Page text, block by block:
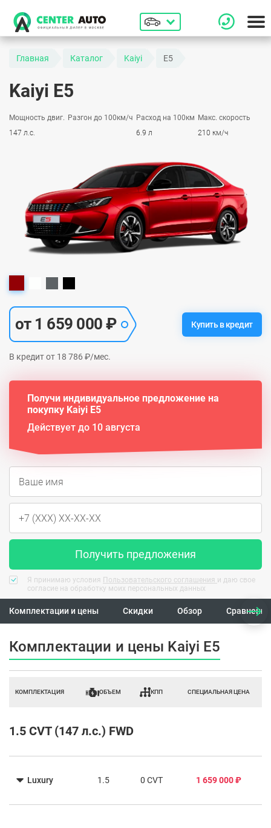
Главная Каталог Kaiyi E5
Kaiyi E5
Мощность двиг.
147 л.с.
Разгон до 100км/ч Расход на 100км
6.9 л
Макс. скорость
210 км/ч
от 1 659 000 ₽ Купить в кредит
В кредит от 18 786 ₽/мес.
Получи индивидуальное предложение на
покупку Kaiyi E5
Действует до 10 августа
Получить предложения
Я принимаю условия Пользовательского соглашения и даю свое
согласие на обработку моих персональных данных
Комплектации и цены Скидки Обзор
Комплектации и цены Kaiyi E5
КОМПЛЕКТАЦИЯ ОБЪЕМ КПП СПЕЦИАЛЬНАЯ ЦЕНА
1.5 CVT (147 л.с.) FWD
Luxury 1.5 0 CVT 1 659 000 ₽